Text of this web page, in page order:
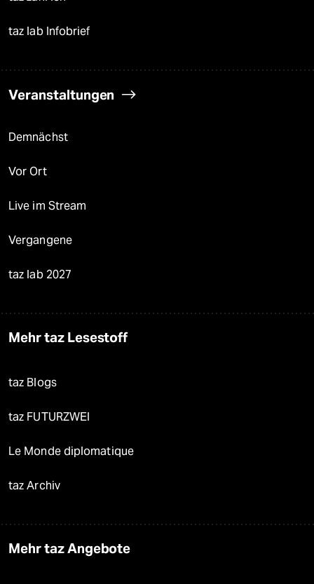
taz lab Infobrief
Veranstaltungen
Demnächst
Vor Ort
Live im Stream
Vergangene
taz lab 2027
Mehr taz Lesestoff
taz Blogs
taz FUTURZWEI
Le Monde diplomatique
taz Archiv
Mehr taz Angebote